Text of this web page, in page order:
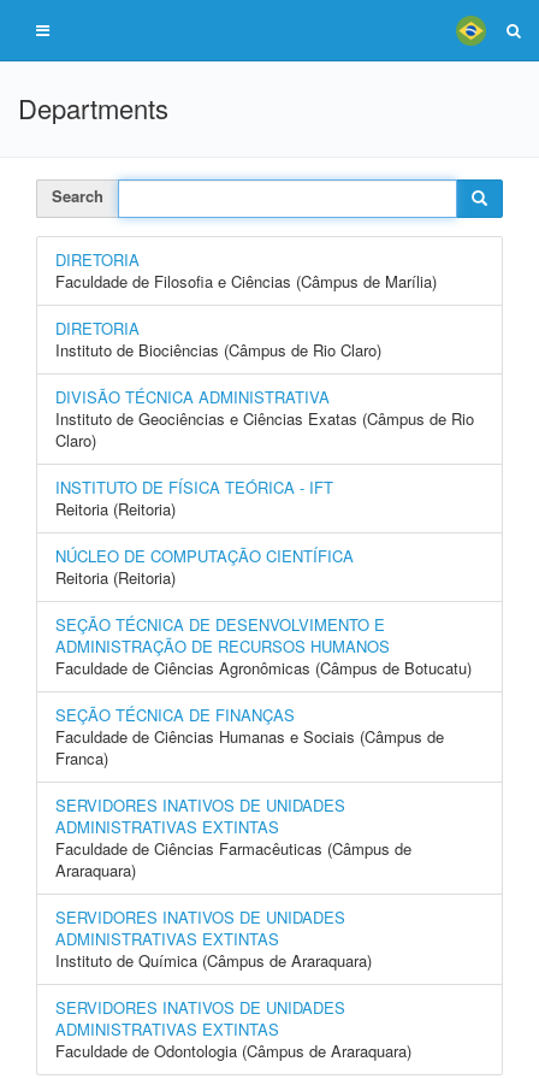
Departments
Search
DIRETORIA
Faculdade de Filosofia e Ciências (Câmpus de Marília)
DIRETORIA
Instituto de Biociências (Câmpus de Rio Claro)
DIVISÃO TÉCNICA ADMINISTRATIVA
Instituto de Geociências e Ciências Exatas (Câmpus de Rio
Claro)
INSTITUTO DE FÍSICA TEÓRICA - IFT
Reitoria (Reitoria)
NÚCLEO DE COMPUTAÇÃO CIENTÍFICA
Reitoria (Reitoria)
SEÇÃO TÉCNICA DE DESENVOLVIMENTO E
ADMINISTRAÇÃO DE RECURSOS HUMANOS
Faculdade de Ciências Agronômicas (Câmpus de Botucatu)
SEÇÃO TÉCNICA DE FINANÇAS
Faculdade de Ciências Humanas e Sociais (Câmpus de
Franca)
SERVIDORES INATIVOS DE UNIDADES
ADMINISTRATIVAS EXTINTAS
Faculdade de Ciências Farmacêuticas (Câmpus de
Araraquara)
SERVIDORES INATIVOS DE UNIDADES
ADMINISTRATIVAS EXTINTAS
Instituto de Química (Câmpus de Araraquara)
SERVIDORES INATIVOS DE UNIDADES
ADMINISTRATIVAS EXTINTAS
Faculdade de Odontologia (Câmpus de Araraquara)